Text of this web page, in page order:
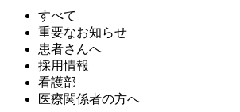
すべて
重要なお知らせ
患者さんへ
採用情報
看護部
医療関係者の方へ